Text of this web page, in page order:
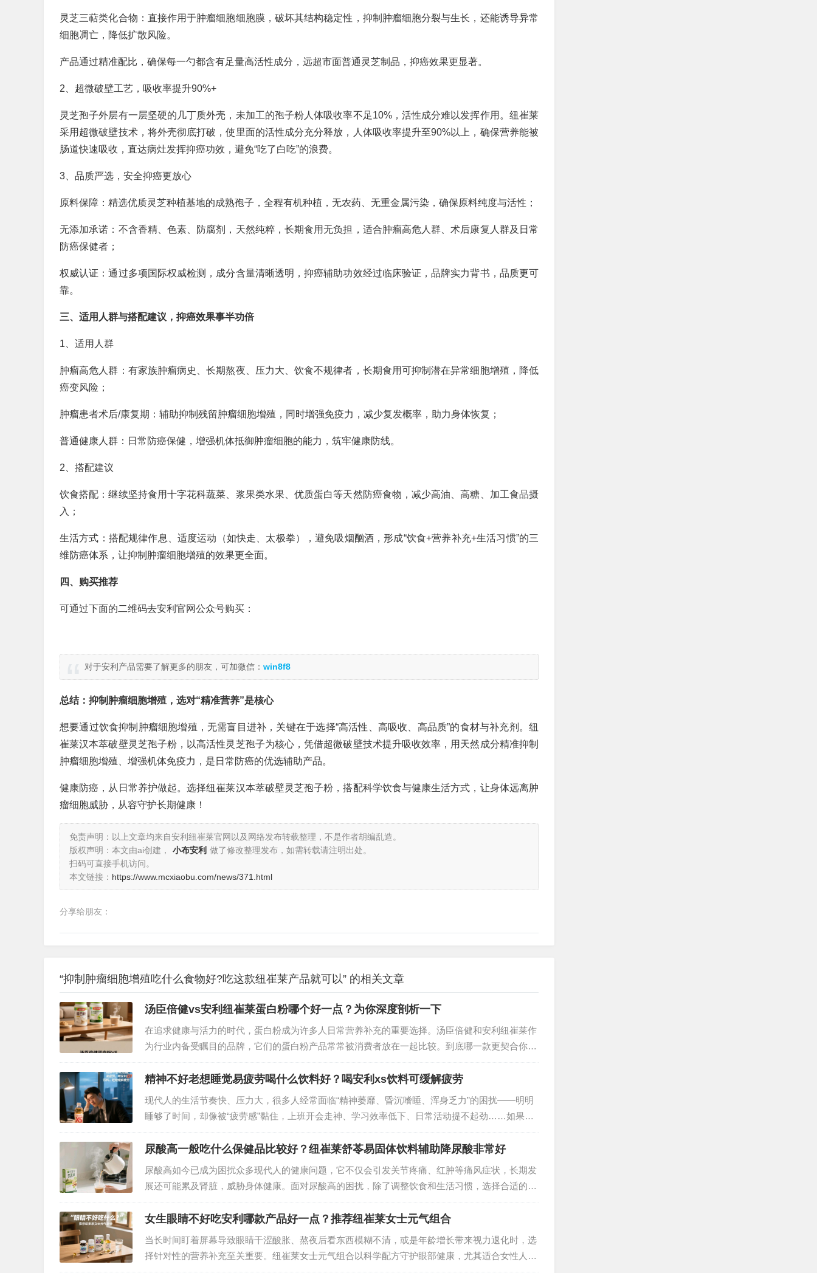
灵芝三萜类化合物：直接作用于肿瘤细胞细胞膜，破坏其结构稳定性，抑制肿瘤细胞分裂与生长，还能诱导异常
细胞凋亡，降低扩散风险。
产品通过精准配比，确保每一勺都含有足量高活性成分，远超市面普通灵芝制品，抑癌效果更显著。
2、超微破壁工艺，吸收率提升90%+
灵芝孢子外层有一层坚硬的几丁质外壳，未加工的孢子粉人体吸收率不足10%，活性成分难以发挥作用。纽崔莱
采用超微破壁技术，将外壳彻底打破，使里面的活性成分充分释放，人体吸收率提升至90%以上，确保营养能被
肠道快速吸收，直达病灶发挥抑癌功效，避免“吃了白吃”的浪费。
3、品质严选，安全抑癌更放心
原料保障：精选优质灵芝种植基地的成熟孢子，全程有机种植，无农药、无重金属污染，确保原料纯度与活性；
无添加承诺：不含香精、色素、防腐剂，天然纯粹，长期食用无负担，适合肿瘤高危人群、术后康复人群及日常
防癌保健者；
权威认证：通过多项国际权威检测，成分含量清晰透明，抑癌辅助功效经过临床验证，品牌实力背书，品质更可
靠。
三、适用人群与搭配建议，抑癌效果事半功倍
1、适用人群
肿瘤高危人群：有家族肿瘤病史、长期熬夜、压力大、饮食不规律者，长期食用可抑制潜在异常细胞增殖，降低
癌变风险；
肿瘤患者术后/康复期：辅助抑制残留肿瘤细胞增殖，同时增强免疫力，减少复发概率，助力身体恢复；
普通健康人群：日常防癌保健，增强机体抵御肿瘤细胞的能力，筑牢健康防线。
2、搭配建议
饮食搭配：继续坚持食用十字花科蔬菜、浆果类水果、优质蛋白等天然防癌食物，减少高油、高糖、加工食品摄
入；
生活方式：搭配规律作息、适度运动（如快走、太极拳），避免吸烟酗酒，形成“饮食+营养补充+生活习惯”的三
维防癌体系，让抑制肿瘤细胞增殖的效果更全面。
四、购买推荐
可通过下面的二维码去安利官网公众号购买：
对于安利产品需要了解更多的朋友，可加微信： win8f8
总结：抑制肿瘤细胞增殖，选对“精准营养”是核心
想要通过饮食抑制肿瘤细胞增殖，无需盲目进补，关键在于选择“高活性、高吸收、高品质”的食材与补充剂。纽
崔莱汉本萃破壁灵芝孢子粉，以高活性灵芝孢子为核心，凭借超微破壁技术提升吸收效率，用天然成分精准抑制
肿瘤细胞增殖、增强机体免疫力，是日常防癌的优选辅助产品。
健康防癌，从日常养护做起。选择纽崔莱汉本萃破壁灵芝孢子粉，搭配科学饮食与健康生活方式，让身体远离肿
瘤细胞威胁，从容守护长期健康！
免责声明：以上文章均来自安利纽崔莱官网以及网络发布转载整理，不是作者胡编乱造。
版权声明：本文由ai创建，
小布安利 做了修改整理发布，如需转载请注明出处。
扫码可直接手机访问。
本文链接： https://www.mcxiaobu.com/news/371.html
分享给朋友：
“抑制肿瘤细胞增殖吃什么食物好?吃这款纽崔莱产品就可以” 的相关文章
汤臣倍健vs安利纽崔莱蛋白粉哪个好一点？为你深度剖析一下
在追求健康与活力的时代，蛋白粉成为许多人日常营养补充的重要选择。汤臣倍健和安利纽崔莱作
为行业内备受瞩目的品牌，它们的蛋白粉产品常常被消费者放在一起比较。到底哪一款更契合你的
需求？接下来，我们将从原料组成、营养成分、价格定位、口感体验、适用人群和品牌背景六个维
度展开深度剖析。…
精神不好老想睡觉易疲劳喝什么饮料好？喝安利xs饮料可缓解疲劳
现代人的生活节奏快、压力大，很多人经常面临“精神萎靡、昏沉嗜睡、浑身乏力”的困扰——明明
睡够了时间，却像被“疲劳感”黏住，上班开会走神、学习效率低下、日常活动提不起劲……如果你
也被这些问题困扰，或许一罐安利 XS 饮料能成为你的“活力救星”，用科学配方帮身体击退疲劳，
重新找回清醒状态。…
尿酸高一般吃什么保健品比较好？纽崔莱舒苓易固体饮料辅助降尿酸非常好
尿酸高如今已成为困扰众多现代人的健康问题，它不仅会引发关节疼痛、红肿等痛风症状，长期发
展还可能累及肾脏，威胁身体健康。面对尿酸高的困扰，除了调整饮食和生活习惯，选择合适的保
健品辅助调理也至关重要。在众多保健品中，纽崔莱舒苓益固体饮料脱颖而出，成为尿酸高人群的
优质之选。…
女生眼睛不好吃安利哪款产品好一点？推荐纽崔莱女士元气组合
当长时间盯着屏幕导致眼睛干涩酸胀、熬夜后看东西模糊不清，或是年龄增长带来视力退化时，选
择针对性的营养补充至关重要。纽崔莱女士元气组合以科学配方守护眼部健康，尤其适合女性人群